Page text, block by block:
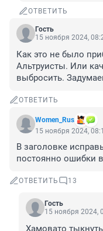
ОТВЕТИТЬ
Гость
15 ноября 2024,
Как это не было
Альтруисты. Или
выбросить.
ОТВЕТИТЬ
Women_Rus
15 ноября 2024,
В заголовке
постоянно ошибки
ОТВЕТИТЬ 13
Гость
15 ноября 2024,
Хамовато